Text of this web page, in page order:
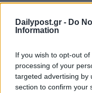
Dailypost.gr - Do
Information
If you wish to opt-out
processing of your
targeted advertising by
section to confirm your